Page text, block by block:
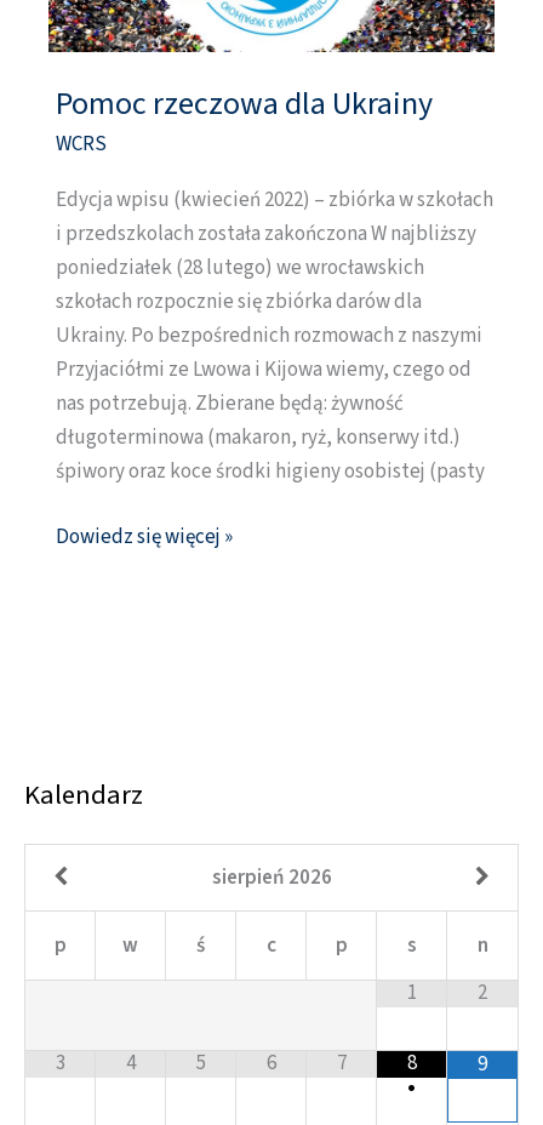
Pomoc rzeczowa dla Ukrainy
WCRS
Edycja wpisu (kwiecień 2022) – zbiórka w szkołach
i przedszkolach została zakończona W najbliższy
poniedziałek (28 lutego) we wrocławskich
szkołach rozpocznie się zbiórka darów dla
Ukrainy. Po bezpośrednich rozmowach z naszymi
Przyjaciółmi ze Lwowa i Kijowa wiemy, czego od
nas potrzebują. Zbierane będą: żywność
długoterminowa (makaron, ryż, konserwy itd.)
śpiwory oraz koce środki higieny osobistej (pasty
Pomoc
rzeczowa
Ukrainy
Dowiedz się więcej »
Kalendarz
sierpień 2026
p w ś c p s
n
1
2
3 4 5 6 7
8
•
9